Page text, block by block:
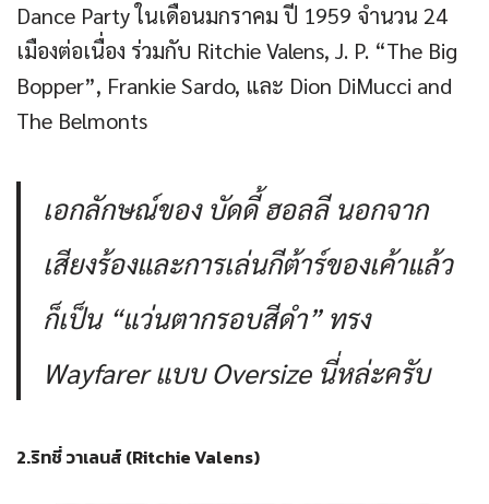
Dance Party ในเดือนมกราคม ปี 1959 จำนวน 24
เมืองต่อเนื่อง ร่วมกับ Ritchie Valens, J. P. “The Big
Bopper”, Frankie Sardo, และ Dion DiMucci and
The Belmonts
เอกลักษณ์ของ บัดดี้ ฮอลลี นอกจาก
เสียงร้องและการเล่นกีต้าร์ของเค้าแล้ว
ก็เป็น “แว่นตากรอบสีดำ” ทรง
Wayfarer แบบ Oversize นี่หล่ะครับ
2.ริทชี่ วาเลนส์ (Ritchie Valens)